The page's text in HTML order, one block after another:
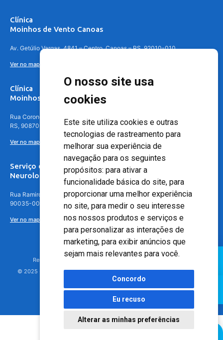
O nosso site usa
cookies
Este site utiliza cookies e outras
tecnologias de rastreamento para
melhorar sua experiência de
navegação para os seguintes
propósitos: para ativar a
funcionalidade básica do site, para
proporcionar uma melhor experiência
no site, para medir o seu interesse
nos nossos produtos e serviços e
para personalizar as interações de
marketing, para exibir anúncios que
sejam mais relevantes para você.
Concordo
Eu recuso
Alterar as minhas preferências
Clínica
Moinhos de Vento Canoas
Av. Getúlio Vargas, 4841 – Centro, Canoas – RS, 92010-010
Ver no mapa
Clínica
Moinhos de Vento - Teresópolis
Rua Coronel Aparício Borges, 250 - 3º andar - Teresópolis, Porto Alegre -
RS, 90870-016
Ver no mapa
Serviço de
Neurologia
Rua Ramiro Barcelos, 630 – 5º andar – Floresta, Porto Alegre – RS,
90035-001
Ver no mapa
Responsável Técnico: Dr. Luiz Antonio Nasi - CREMERS 11217
© 2025 - Hospital Moinhos de Vento - Registro Empresa (CRM-RS): 425